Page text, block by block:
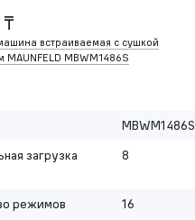
встраиваемая с сушкой
MAUNFELD MBWM1486S
MBWM1486S
загрузка
8
режимов
16